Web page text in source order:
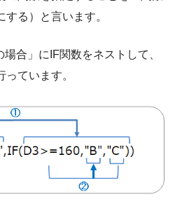
る）と言います。
合」にIF関数をネストして、
ています。